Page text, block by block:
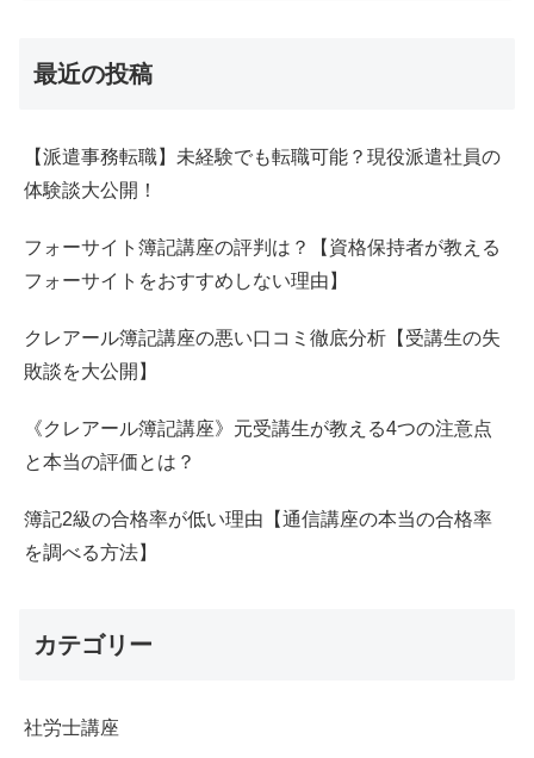
最近の投稿
【派遣事務転職】未経験でも転職可能？現役派遣社員の
体験談大公開！
フォーサイト簿記講座の評判は？【資格保持者が教える
フォーサイトをおすすめしない理由】
クレアール簿記講座の悪い口コミ徹底分析【受講生の失
敗談を大公開】
《クレアール簿記講座》元受講生が教える4つの注意点
と本当の評価とは？
簿記2級の合格率が低い理由【通信講座の本当の合格率
を調べる方法】
カテゴリー
社労士講座